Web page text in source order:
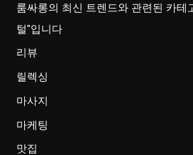
룸싸롱의 최신 트렌드와 관련된 카테
털"입니다
리뷰
릴렉싱
마사지
마케팅
맛집